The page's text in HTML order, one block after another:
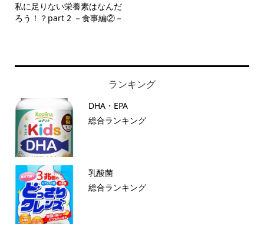
私に足りない栄養素はなんだ
ろう！？part 2 －食事編②－
ランキング
DHA・EPA
総合ランキング
乳酸菌
総合ランキング